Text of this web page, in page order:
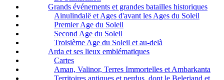
Grands événements et grandes batailles historiques
Ainulindalë et Ages d'avant les Ages du Soleil
Premier Age du Soleil
Second Age du Soleil
Troisième Age du Soleil et au-delà
Arda et ses lieux emblématiques
Cartes
Aman, Valinor, Terres Immortelles et Ambarkanta
Territoires antiques et perdus, dont le Beleriand et